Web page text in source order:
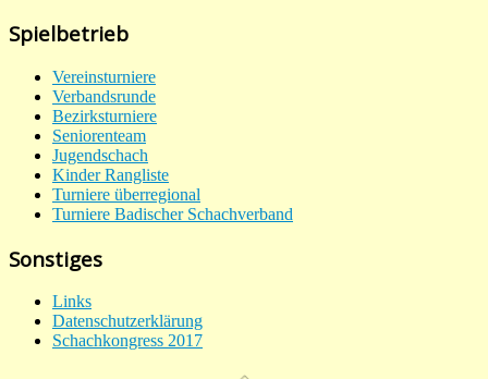
Spielbetrieb
Vereinsturniere
Verbandsrunde
Bezirksturniere
Seniorenteam
Jugendschach
Kinder Rangliste
Turniere überregional
Turniere Badischer Schachverband
Sonstiges
Links
Datenschutzerklärung
Schachkongress 2017